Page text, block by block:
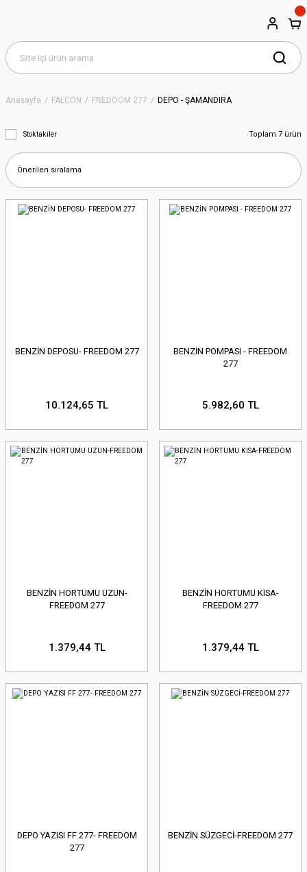
Anasayfa FALCON FREDOOM 277 DEPO - ŞAMANDIRA
Stoktakiler Toplam 7 ürün
BENZİN DEPOSU- FREEDOM 277
10.124,65 TL
BENZİN POMPASI - FREEDOM
277
5.982,60 TL
BENZİN HORTUMU UZUN-
FREEDOM 277
1.379,44 TL
BENZİN HORTUMU KISA-
FREEDOM 277
1.379,44 TL
DEPO YAZISI FF 277- FREEDOM
277
BENZİN SÜZGECİ-FREEDOM 277